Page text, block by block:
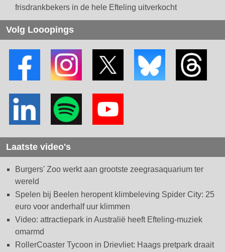
frisdrankbekers in de hele Efteling uitverkocht
Volg Looopings
Laatste video's
Burgers' Zoo werkt aan grootste zeegrasaquarium ter
wereld
Spelen bij Beelen heropent klimbeleving Spider City: 25
euro voor anderhalf uur klimmen
Video: attractiepark in Australië heeft Efteling-muziek
omarmd
RollerCoaster Tycoon in Drievliet: Haags pretpark draait